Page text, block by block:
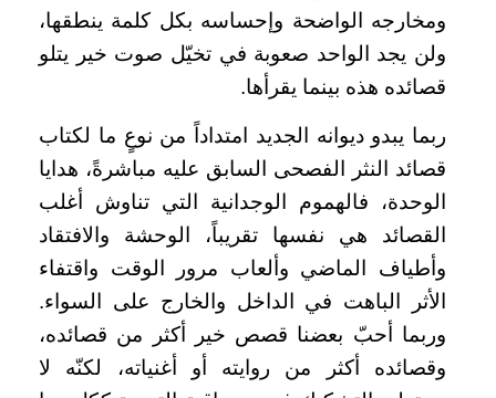
ومخارجه الواضحة وإحساسه بكل كلمة ينطقها،
ولن يجد الواحد صعوبة في تخيّل صوت خير يتلو
قصائده هذه بينما يقرأها.
ربما يبدو ديوانه الجديد امتداداً من نوعٍ ما لكتاب
قصائد النثر الفصحى السابق عليه مباشرةً، هدايا
الوحدة، فالهموم الوجدانية التي تناوش أغلب
القصائد هي نفسها تقريباً، الوحشة والافتقاد
وأطياف الماضي وألعاب مرور الوقت واقتفاء
الأثر الباهت في الداخل والخارج على السواء.
وربما أحبّ بعضنا قصص خير أكثر من قصائده،
وقصائده أكثر من روايته أو أغنياته، لكنّه لا